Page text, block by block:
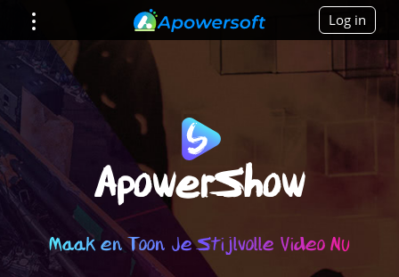
Log in
ApowerShow
Maak en Toon Je Stijlvolle Video Nu